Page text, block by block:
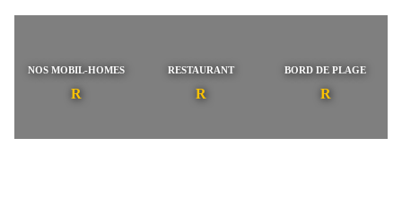
NOS MOBIL-HOMES RESTAURANT BORD DE PLAGE